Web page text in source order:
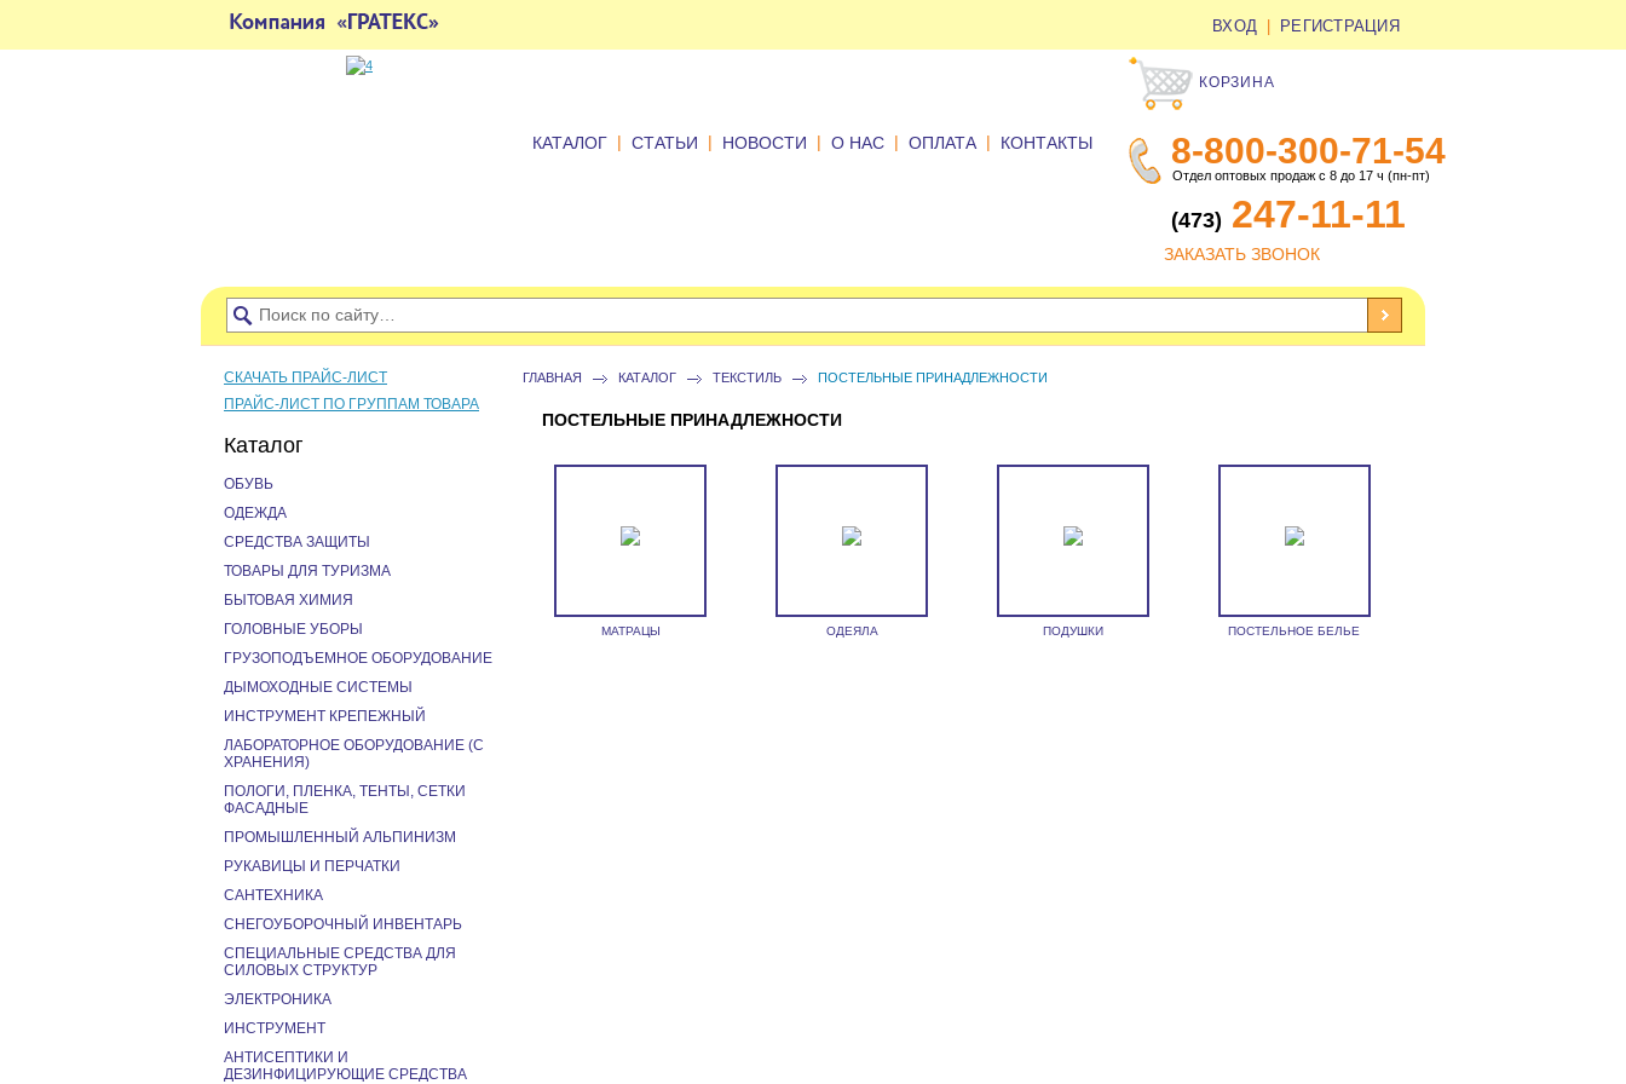
ВХОД РЕГИСТРАЦИЯ
КОРЗИНА
8-800-300-71-54
Отдел оптовых продаж с 8 до 17 ч (пн-пт)
(473) 247-11-11
ЗАКАЗАТЬ ЗВОНОК
КАТАЛОГ | СТАТЬИ | НОВОСТИ | О НАС | ОПЛАТА | КОНТАКТЫ
ГЛАВНАЯ КАТАЛОГ ТЕКСТИЛЬ ПОСТЕЛЬНЫЕ ПРИНАДЛЕЖНОСТИ
ПОСТЕЛЬНЫЕ ПРИНАДЛЕЖНОСТИ
МАТРАЦЫ ОДЕЯЛА ПОДУШКИ ПОСТЕЛЬНОЕ БЕЛЬЕ
СКАЧАТЬ ПРАЙС-ЛИСТ
ПРАЙС-ЛИСТ ПО ГРУППАМ ТОВАРА
Каталог
ОБУВЬ
ОДЕЖДА
СРЕДСТВА ЗАЩИТЫ
ТОВАРЫ ДЛЯ ТУРИЗМА
БЫТОВАЯ ХИМИЯ
ГОЛОВНЫЕ УБОРЫ
ГРУЗОПОДЪЕМНОЕ ОБОРУДОВАНИЕ
ДЫМОХОДНЫЕ СИСТЕМЫ
ИНСТРУМЕНТ КРЕПЕЖНЫЙ
ЛАБОРАТОРНОЕ ОБОРУДОВАНИЕ (С
ХРАНЕНИЯ)
ПОЛОГИ, ПЛЕНКА, ТЕНТЫ, СЕТКИ
ФАСАДНЫЕ
ПРОМЫШЛЕННЫЙ АЛЬПИНИЗМ
РУКАВИЦЫ И ПЕРЧАТКИ
САНТЕХНИКА
СНЕГОУБОРОЧНЫЙ ИНВЕНТАРЬ
СПЕЦИАЛЬНЫЕ СРЕДСТВА ДЛЯ
СИЛОВЫХ СТРУКТУР
ЭЛЕКТРОНИКА
ИНСТРУМЕНТ
АНТИСЕПТИКИ И
ДЕЗИНФИЦИРУЮЩИЕ СРЕДСТВА